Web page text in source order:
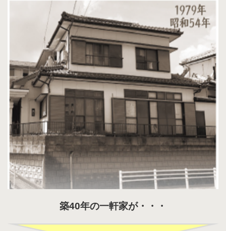
築40年の一軒家が・・・